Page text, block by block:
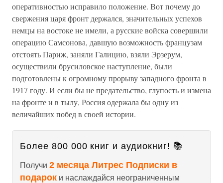
оперативностью исправило положение. Вот почему до
свержения царя фронт держался, значительных успехов
немцы на востоке не имели, а русские войска совершили
операцию Самсонова, давшую возможность французам
отстоять Париж, заняли Галицию, взяли Эрзерум,
осуществили брусиловское наступление, были
подготовлены к огромному прорыву западного фронта в
1917 году. И если бы не предательство, глупость и измена
на фронте и в тылу, Россия одержала бы одну из
величайших побед в своей истории.
Более 800 000 книг и аудиокниг! 📚
Получи 2 месяца Литрес Подписки в
подарок и наслаждайся неограниченным